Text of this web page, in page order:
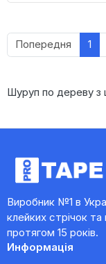
Попередня 1
Шуруп по дереву з
Виробник №1 в
клейких стрічок та
протягом 15 років.
Информація